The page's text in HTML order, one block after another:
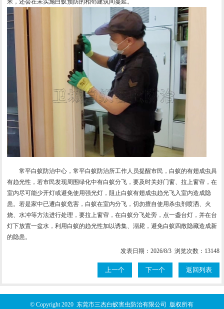
米，还会在未实施白蚁预防的相邻建筑间蔓延。
常平白蚁防治中心，常平白蚁防治所工作人员提醒市民，白蚁的有翅成虫具
有趋光性，若市民发现周围绿化中有白蚁分飞，要及时关好门窗、拉上窗帘，在
室内尽可能少开灯或避免使用强光灯，阻止白蚁有翅成虫趋光飞入室内造成隐
患。若是家中已遭白蚁危害，白蚁在室内分飞，切勿擅自使用杀虫剂喷洒、火
烧、水冲等方法进行处理，要拉上窗帘，在白蚁分飞处旁，点一盏台灯，并在台
灯下放置一盆水，利用白蚁的趋光性加以诱集、溺毙，避免白蚁四散隐藏造成新
的隐患。
发表日期：2026/8/3 浏览次数：13148
上一个 下一个 返回列表
© Copyright 2020 东莞市三杰白蚁害虫防治有限公司 版权所有